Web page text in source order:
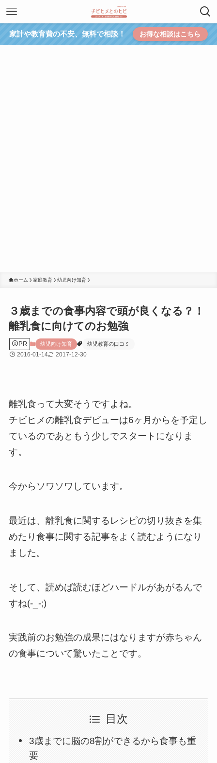
家計や教育費の不安、無料で相談！ お得な相談はこちら
ホーム 家庭教育 幼児向け知育
３歳までの食事内容で頭が良くなる？！
離乳食に向けてのお勉強
PR 幼児向け知育 幼児教育の口コミ
2016-01-14 2017-12-30
離乳食って大変そうですよね。
チビヒメの離乳食デビューは6ヶ月からを予定し
ているのであともう少しでスタートになりま
す。
今からソワソワしています。
最近は、離乳食に関するレシピの切り抜きを集
めたり食事に関する記事をよく読むようになり
ました。
そして、読めば読むほどハードルがあがるんで
すね(-_-;)
実践前のお勉強の成果にはなりますが赤ちゃん
の食事について驚いたことです。
目次
3歳までに脳の8割ができるから食事も重
要